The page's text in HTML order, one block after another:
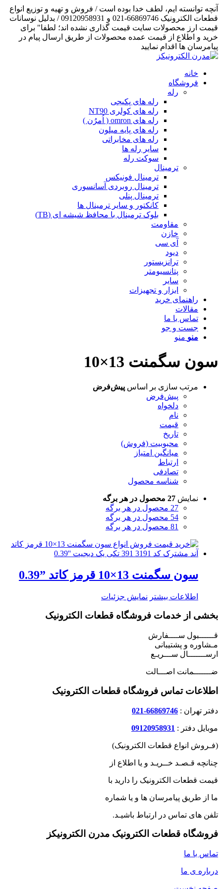
آنچه توانسته ایم، لطف خدا بوده است / فروش و تهیه و توزیع انواع
قطعات الکترونیک 66869746-021 و 09120958931 / بدلیل نوسانات
قیمت ارز محصولات سایت قیمت گذاری نشده اند؛ لطفا" برای
خرید و اطلاع از قیمت عمده محصولات از طریق ارسال پیام در
پیامرسان ها اقدام نمایید
خانه
فروشگاه
رله
رله های پکیجی
رله های کولری NT90
رله های omron ( اُمرُن )
رله های پایه میلون
رله های مخابراتی
سایر رله ها
سوکت رله
ترمینال
ترمینال فونیکس
ترمینال روبردی آسانسوری
ترمینال پنلی
کانکتور و سایر ترمینال ها
بلوک ترمینال با محافظ شیشه ای (TB)
مقاومت
خازن
آی سی
دیود
ترانزیستور
پتانسیومتر
سایر
ابزار و تجهیزات
راهنمای خرید
مقالات
تماس با ما
جست و جو
منو منو
سون سگمنت 13×10
مرتب سازی بر اساس پیش‌فرض
پیش‌فرض
دلخواه
نام
قیمت
تاریخ
محبوبیت (فروش)
میانگین امتیاز
ارتباط
تصادفی
شناسه محصول
نمایش 27 محصول در هر برگه
27 محصول در هر برگه
54 محصول در هر برگه
81 محصول در هر برگه
سون سگمنت 13×10 قرمز کاتد ”0.39
اطلاعات بیشتر نمایش جزئیات
بخشی از خدمات فروشگاه قطعات الکترونیک
قــــــبول ســــفارش
مـشاوره و پشتیبانی
ارســـــــال ســـریـع
ضـــــــمانت اصـــالت
اطلاعات تماس فروشگاه قطعات الکترونیک
دفتر تهران : 66869746-021
موبایل دفتر : 09120958931
(فـروش انواع قطعات الکترونیک)
چنانچه قـصـد خــریـد و یا اطلاع از
قیمت قطعات الکترونیک را دارید با
ما از طریق پیامرسان ها و یا شماره
تلفن های تماس در ارتباط باشیـد.
فروشگاه قطعات الکترونیک مدرن الکترونیکز
تماس با ما
درباره ی ما